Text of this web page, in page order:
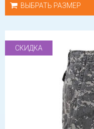
ВЫБРАТЬ РАЗМЕР
СКИДКА